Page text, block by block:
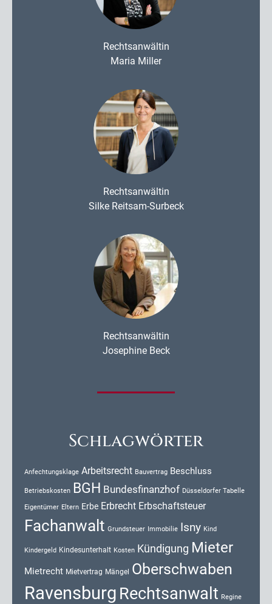
Rechtsanwältin
Maria Miller
Rechtsanwältin
Silke Reitsam-Surbeck
Rechtsanwältin
Josephine Beck
Schlagwörter
Anfechtungsklage Arbeitsrecht Bauvertrag Beschluss
Betriebskosten BGH Bundesfinanzhof Düsseldorfer Tabelle
Eigentümer Eltern Erbe Erbrecht Erbschaftsteuer
Fachanwalt Grundsteuer Immobilie Isny Kind
Kindergeld Kindesunterhalt Kosten Kündigung Mieter
Mietrecht Mietvertrag Mängel Oberschwaben
Ravensburg Rechtsanwalt Regine